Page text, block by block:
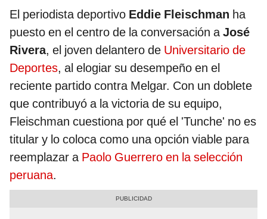
El periodista deportivo Eddie Fleischman ha
puesto en el centro de la conversación aJosé
Rivera, el joven delantero de Universitario de
Deportes, al elogiar su desempeño en el
reciente partido contra Melgar. Con un doblete
que contribuyó a la victoria de su equipo,
Fleischman cuestiona por qué el 'Tunche' no es
titular y lo coloca como una opción viable para
reemplazar a Paolo Guerrero en la selección
peruana.